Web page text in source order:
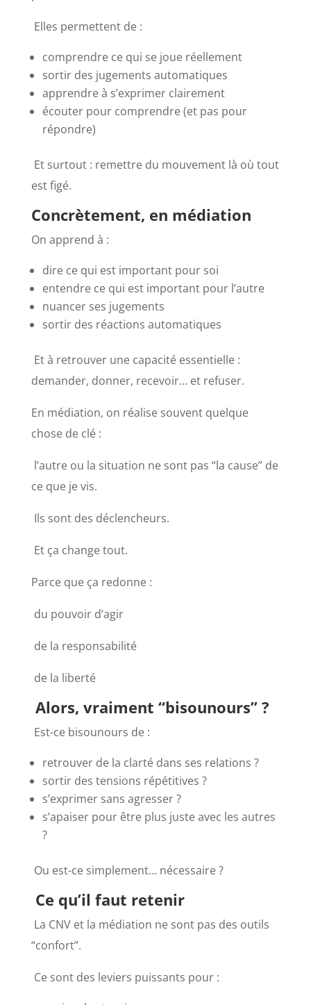
Elles permettent de :
comprendre ce qui se joue réellement
sortir des jugements automatiques
apprendre à s’exprimer clairement
écouter pour comprendre (et pas pour
répondre)
Et surtout : remettre du mouvement là où tout
est figé.
Concrètement, en médiation
On apprend à :
dire ce qui est important pour soi
entendre ce qui est important pour l’autre
nuancer ses jugements
sortir des réactions automatiques
Et à retrouver une capacité essentielle :
demander, donner, recevoir… et refuser.
En médiation, on réalise souvent quelque
chose de clé :
l’autre ou la situation ne sont pas “la cause” de
ce que je vis.
Ils sont des déclencheurs.
Et ça change tout.
Parce que ça redonne :
du pouvoir d’agir
de la responsabilité
de la liberté
Alors, vraiment “bisounours” ?
Est-ce bisounours de :
retrouver de la clarté dans ses relations ?
sortir des tensions répétitives ?
s’exprimer sans agresser ?
s’apaiser pour être plus juste avec les autres
?
Ou est-ce simplement… nécessaire ?
Ce qu’il faut retenir
La CNV et la médiation ne sont pas des outils
“confort”.
Ce sont des leviers puissants pour :